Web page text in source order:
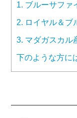
1. ブルーサファ
2. ロイヤル＆ブ
3. マダガスカル
下のような方に